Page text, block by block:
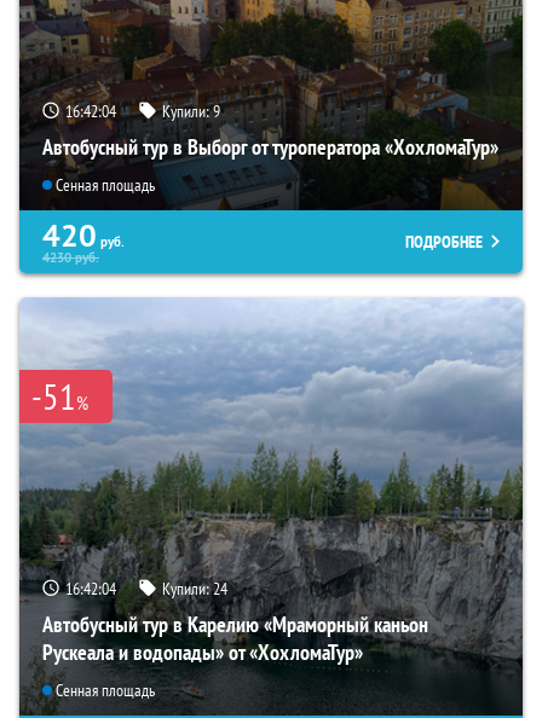
16:42:03 Купили:9
Автобусный тур в Выборг от туроператора «ХохломаТур»
Сенная площадь
420 руб.
4230руб.
ПОДРОБНЕЕ
-51%
16:42:03 Купили:24
Автобусный тур в Карелию «Мраморный каньон
Рускеала и водопады» от «ХохломаТур»
Сенная площадь